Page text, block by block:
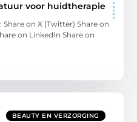
voor huidtherapie
on X (Twitter) Share on
on LinkedIn Share on
BEAUTY EN VERZORGING